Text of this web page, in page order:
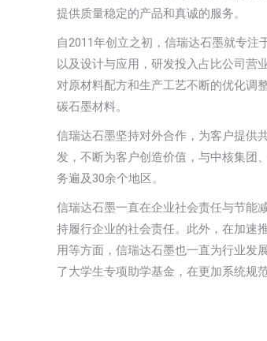
提供质量稳定的产品和真诚的服务。
自2011年创立之初，信瑞达石墨就专
以及设计与应用，研发投入占比公司营
对原材料配方和生产工艺不断的优化调
碳石墨材料。
信瑞达石墨坚持对外合作，为客户提供
发，不断为客户创造价值，与中核集团
务遍及30余个地区。
信瑞达石墨一直在企业社会责任与节能
持履行企业的社会责任。此外，在加速
用等方面，信瑞达石墨也一直为行业发
了大学生专项助学基金，在更加系统规